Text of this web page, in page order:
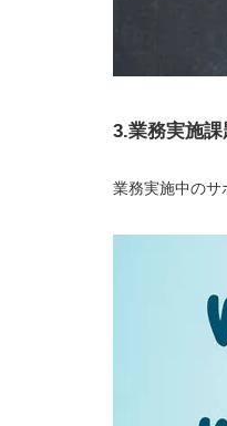
3.業務実施
業務実施中のサ